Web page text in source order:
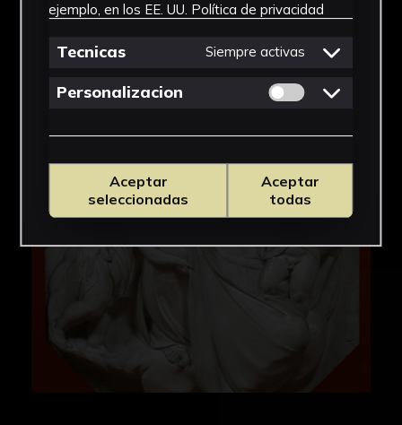
ejemplo, en los EE. UU. Política de privacidad
Tecnicas Siempre activas
Personalizacion Permitir cookies
Aceptar
seleccionadas
Aceptar
todas